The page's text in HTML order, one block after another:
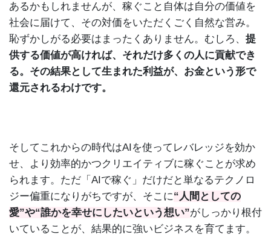
あるかもしれませんが、稼ぐこと自体は自分の価値を
社会に届けて、その対価をいただくごく自然な営み。
恥ずかしがる必要はまったくありません。むしろ、 提
供する価値が高ければ、それだけ多くの人に貢献でき
る。 その結果として生まれた利益が、お金という形で
還元されるわけです。
そしてこれからの時代はAIを使ってレバレッジを効か
せ、より効率的かつクリエイティブに稼ぐことが求め
られます。ただ「AIで稼ぐ」だけだと単なるテクノロ
ジー偏重になりがちですが、そこに“人間としての
愛”や“誰かを幸せにしたいという想い”がしっかり根付
いていることが、結果的に強いビジネスを育てます。